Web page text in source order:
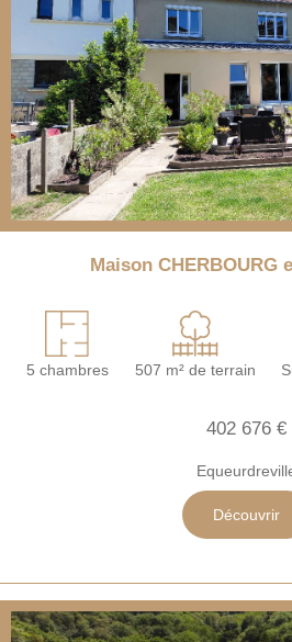
Maison CHERBOURG
5 chambres 507 m² de terrain
402 676 €
Découvrir